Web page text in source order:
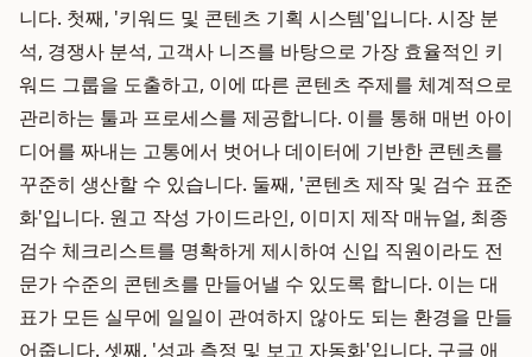
니다. 첫째, '키워드 및 콘텐츠 기획 시스템'입니다. 시장 분
석, 경쟁사 분석, 고객사 니즈를 바탕으로 가장 효율적인 키
워드 그룹을 도출하고, 이에 따른 콘텐츠 주제를 체계적으로
관리하는 툴과 프로세스를 제공합니다. 이를 통해 매번 아이
디어를 짜내는 고통에서 벗어나 데이터에 기반한 콘텐츠를
꾸준히 생산할 수 있습니다. 둘째, '콘텐츠 제작 및 검수 표준
화'입니다. 원고 작성 가이드라인, 이미지 제작 매뉴얼, 최종
검수 체크리스트를 명확하게 제시하여 신입 직원이라도 전
문가 수준의 콘텐츠를 만들어낼 수 있도록 합니다. 이는 대
표가 모든 실무에 일일이 관여하지 않아도 되는 환경을 만들
어줍니다. 셋째, '성과 측정 및 보고 자동화'입니다. 구글 애